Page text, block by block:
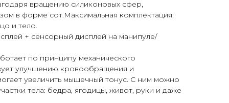
вращению силиконовых сфер,
в форме сот.Максимальная комплектация:
и тело.
+ сенсорный дисплей на манипуле/
по принципу механического
улучшению кровообращения и
увеличить мышечный тонус. С ним можно
тела: бедра, ягодицы, живот, руки и даже